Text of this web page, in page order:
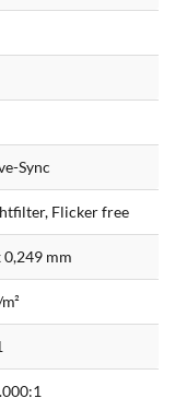
Sync
Flicker free
0,249 mm